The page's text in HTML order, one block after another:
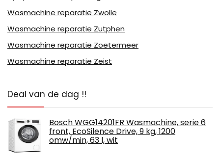
Wasmachine reparatie Zwolle
Wasmachine reparatie Zutphen
Wasmachine reparatie Zoetermeer
Wasmachine reparatie Zeist
Deal van de dag !!
Bosch WGG14201FR Wasmachine, serie 6
front, EcoSilence Drive, 9 kg, 1200
omw/min, 63 l, wit